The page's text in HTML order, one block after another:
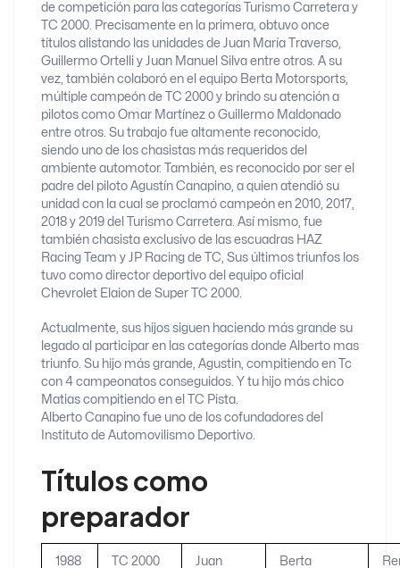
de competición para las categorías Turismo Carretera y
TC 2000. Precisamente en la primera, obtuvo once
títulos alistando las unidades de Juan María Traverso,
Guillermo Ortelli y Juan Manuel Silva entre otros. A su
vez, también colaboró en el equipo Berta Motorsports,
múltiple campeón de TC 2000 y brindo su atención a
pilotos como Omar Martínez o Guillermo Maldonado
entre otros. Su trabajo fue altamente reconocido,
siendo uno de los chasistas más requeridos del
ambiente automotor. También, es reconocido por ser el
padre del piloto Agustín Canapino, a quien atendió su
unidad con la cual se proclamó campeón en 2010, 2017,
2018 y 2019 del Turismo Carretera. Así mismo, fue
también chasista exclusivo de las escuadras HAZ
Racing Team y JP Racing de TC, Sus últimos triunfos los
tuvo como director deportivo del equipo oficial
Chevrolet Elaion de Super TC 2000.
Actualmente, sus hijos siguen haciendo más grande su
legado al participar en las categorías donde Alberto mas
triunfo. Su hijo más grande, Agustin, compitiendo en Tc
con 4 campeonatos conseguidos. Y tu hijo más chico
Matias compitiendo en el TC Pista.
Alberto Canapino fue uno de los cofundadores del
Instituto de Automovilismo Deportivo.
Títulos como
preparador
1988 TC 2000
Juan
Berta